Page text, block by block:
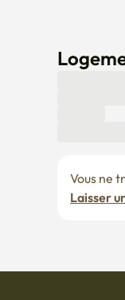
Vous ne
Laisser